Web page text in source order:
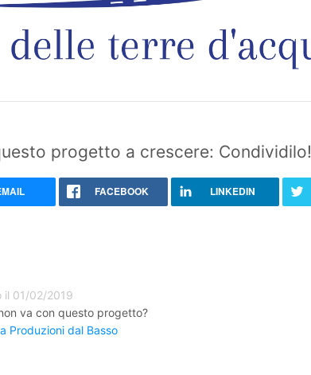
progetto a crescere: Condividilo!
FACEBOOK LINKEDIN
il 01/02/2019
va con questo progetto?
Produzioni dal Basso